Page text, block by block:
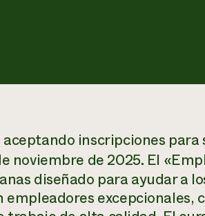
inscripciones para
noviembre de 2025. El
diseñado para ayudar a
empleadores excepcionales,